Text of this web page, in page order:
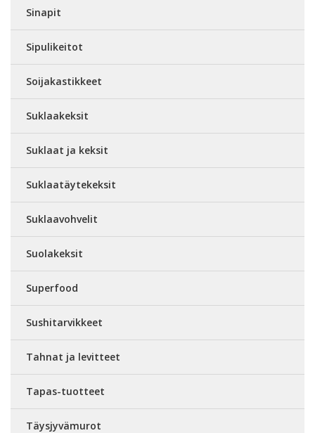
Sinapit
Sipulikeitot
Soijakastikkeet
Suklaakeksit
Suklaat ja keksit
Suklaatäytekeksit
Suklaavohvelit
Suolakeksit
Superfood
Sushitarvikkeet
Tahnat ja levitteet
Tapas-tuotteet
Täysjyvämurot